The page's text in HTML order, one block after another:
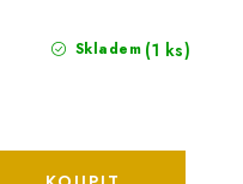
Skladem (1 ks)